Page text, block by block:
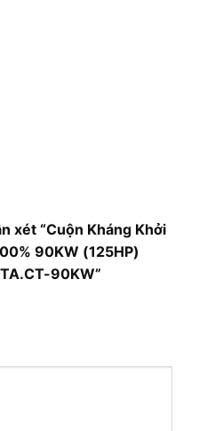
xét “Cuộn Kháng Khởi
90KW (125HP)
90KW”